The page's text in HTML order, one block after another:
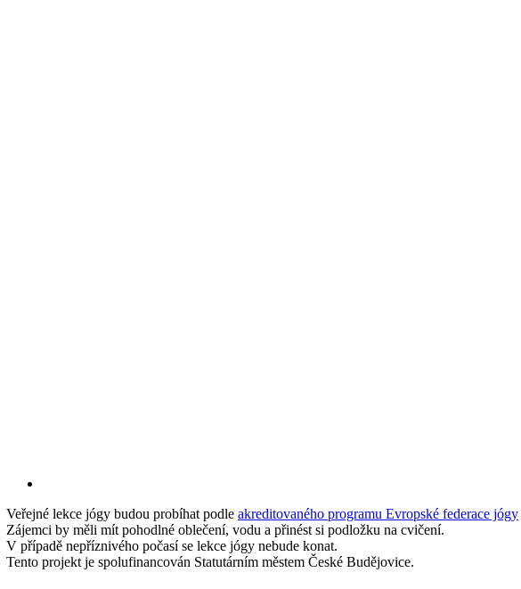
Veřejné lekce jógy budou probíhat podleakreditovaného programu Evropské federace jógy
Zájemci by měli mít pohodlné oblečení, vodu a přinést si podložku na cvičení.
V případě nepříznivého počasí se lekce jógy nebude konat.
Tento projekt je spolufinancován Statutárním městem České Budějovice.